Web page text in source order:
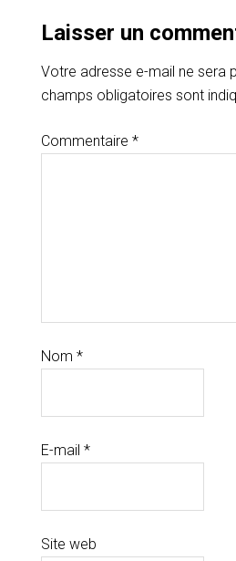
Laisser un
Votre adresse e-mail ne sera
champs obligatoires sont
Commentaire *
Nom *
E-mail *
Site web